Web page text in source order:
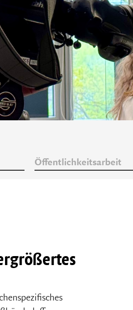
Öffentlichkeitsarbeit